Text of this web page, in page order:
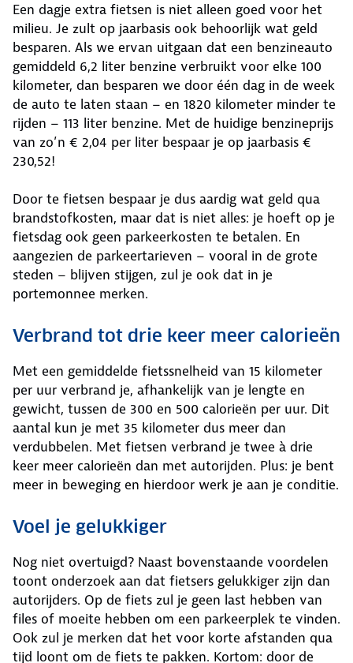
Een dagje extra fietsen is niet alleen goed voor het
milieu. Je zult op jaarbasis ook behoorlijk wat geld
besparen. Als we ervan uitgaan dat een benzineauto
gemiddeld 6,2 liter benzine verbruikt voor elke 100
kilometer, dan besparen we door één dag in de week
de auto te laten staan – en 1820 kilometer minder te
rijden – 113 liter benzine. Met de huidige benzineprijs
van zo’n € 2,04 per liter bespaar je op jaarbasis €
230,52!
Door te fietsen bespaar je dus aardig wat geld qua
brandstofkosten, maar dat is niet alles: je hoeft op je
fietsdag ook geen parkeerkosten te betalen. En
aangezien de parkeertarieven – vooral in de grote
steden – blijven stijgen, zul je ook dat in je
portemonnee merken.
Verbrand tot drie keer meer calorieën
Met een gemiddelde fietssnelheid van 15 kilometer
per uur verbrand je, afhankelijk van je lengte en
gewicht, tussen de 300 en 500 calorieën per uur. Dit
aantal kun je met 35 kilometer dus meer dan
verdubbelen. Met fietsen verbrand je twee à drie
keer meer calorieën dan met autorijden. Plus: je bent
meer in beweging en hierdoor werk je aan je conditie.
Voel je gelukkiger
Nog niet overtuigd? Naast bovenstaande voordelen
toont onderzoek aan dat fietsers gelukkiger zijn dan
autorijders. Op de fiets zul je geen last hebben van
files of moeite hebben om een parkeerplek te vinden.
Ook zul je merken dat het voor korte afstanden qua
tijd loont om de fiets te pakken. Kortom: door de